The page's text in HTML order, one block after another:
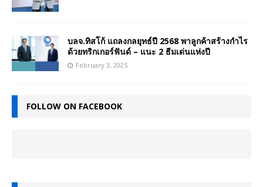
บลจ.ทิสโก้ แถลงกลยุทธ์ปี 2568 พาลูกค้าสร้างกำไร
ด้วยทริกเกอร์ฟันด์ – แนะ 2 ธีมเด่นแห่งปี
February 3, 2025
FOLLOW ON FACEBOOK